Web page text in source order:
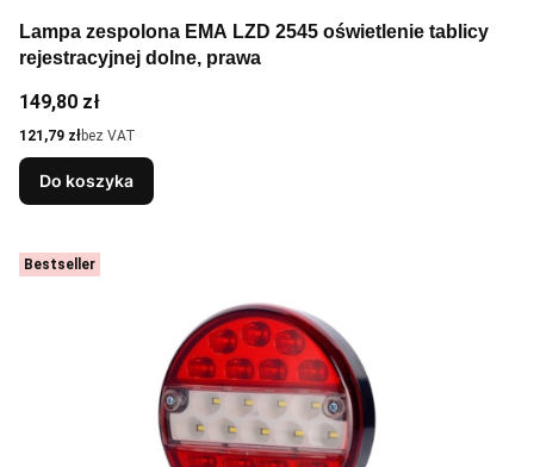
Lampa zespolona EMA LZD 2545 oświetlenie tablicy
rejestracyjnej dolne, prawa
Cena
149,80 zł
Cena
121,79 złbez VAT
Do koszyka
Bestseller